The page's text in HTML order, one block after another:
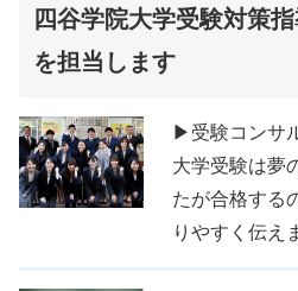
四谷学院大学受験対策
を担当します
▶受験コンサ
大学受験は夢
たが合格する
りやすく伝え